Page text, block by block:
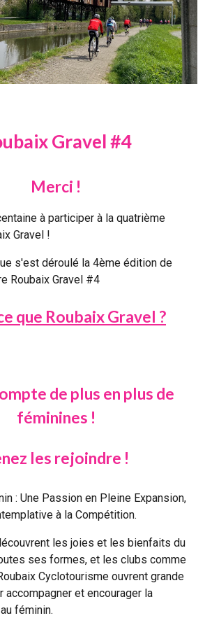
Gravel #4
Merci !
à participer à la quatrième
Gravel !
s'est déroulé la 4ème édition de
Roubaix Gravel #4
que Roubaix Gravel ?
de plus en plus de
féminines !
les rejoindre !
: Une Passion en Pleine Expansion,
à la Compétition.
les joies et les bienfaits du
ses formes, et les clubs comme
Cyclotourisme ouvrent grande
accompagner et encourager la
féminin.